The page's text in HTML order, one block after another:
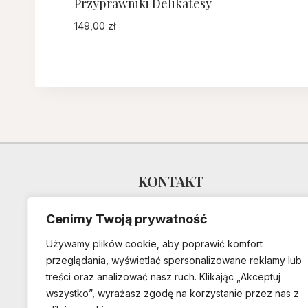
Cenimy Twoją prywatność
Używamy plików cookie, aby poprawić komfort
przeglądania, wyświetlać spersonalizowane reklamy lub
treści oraz analizować nasz ruch. Klikając „Akceptuj
wszystko”, wyrażasz zgodę na korzystanie przez nas z
149,00 zł
KONTAKT
Dixie Lion
Polska
pracownia@dixielion.com